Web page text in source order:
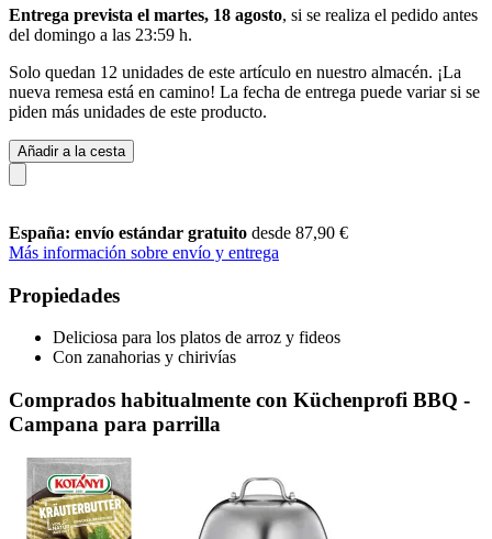
Entrega prevista el martes, 18 agosto, si se realiza el pedido antes
del domingo a las 23:59 h.
Solo quedan 12 unidades de este artículo en nuestro almacén. ¡La
nueva remesa está en camino! La fecha de entrega puede variar si se
piden más unidades de este producto.
Añadir a la cesta
España: envío estándar gratuito desde 87,90 €
Más información sobre envío y entrega
Propiedades
Deliciosa para los platos de arroz y fideos
Con zanahorias y chirivías
Comprados habitualmente con Küchenprofi BBQ -
Campana para parrilla